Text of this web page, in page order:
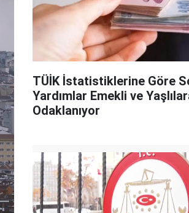
TÜİK İstatistiklerine Göre
Yardımlar Emekli ve
Odaklanıyor